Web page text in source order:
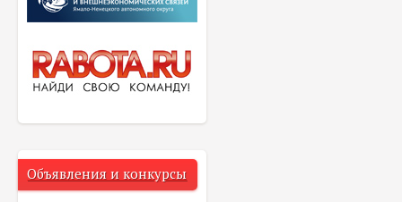
Объявления и конкурсы